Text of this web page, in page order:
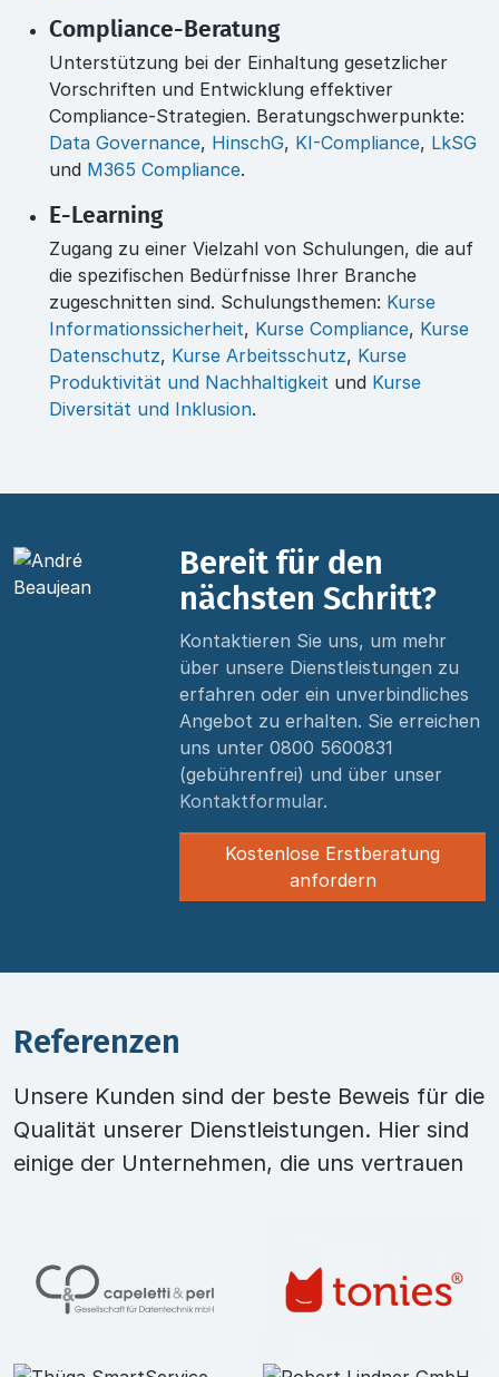
Compliance-Beratung
Unterstützung bei der Einhaltung gesetzlicher
Vorschriften und Entwicklung effektiver
Compliance-Strategien. Beratungschwerpunkte:
Data Governance, HinschG, KI-Compliance, LkSG
und M365 Compliance.
E-Learning
Zugang zu einer Vielzahl von Schulungen, die auf
die spezifischen Bedürfnisse Ihrer Branche
zugeschnitten sind. Schulungsthemen: Kurse
Informationssicherheit, Kurse Compliance, Kurse
Datenschutz, Kurse Arbeitsschutz, Kurse
Produktivität und Nachhaltigkeit und Kurse
Diversität und Inklusion.
Bereit für den
nächsten Schritt?
Kontaktieren Sie uns, um mehr
über unsere Dienstleistungen zu
erfahren oder ein unverbindliches
Angebot zu erhalten. Sie erreichen
uns unter0800 5600831
(gebührenfrei) und über unser
Kontaktformular.
Kostenlose Erstberatung
anfordern
Referenzen
Unsere Kunden sind der beste Beweis für die
Qualität unserer Dienstleistungen. Hier sind
einige der Unternehmen, die uns vertrauen